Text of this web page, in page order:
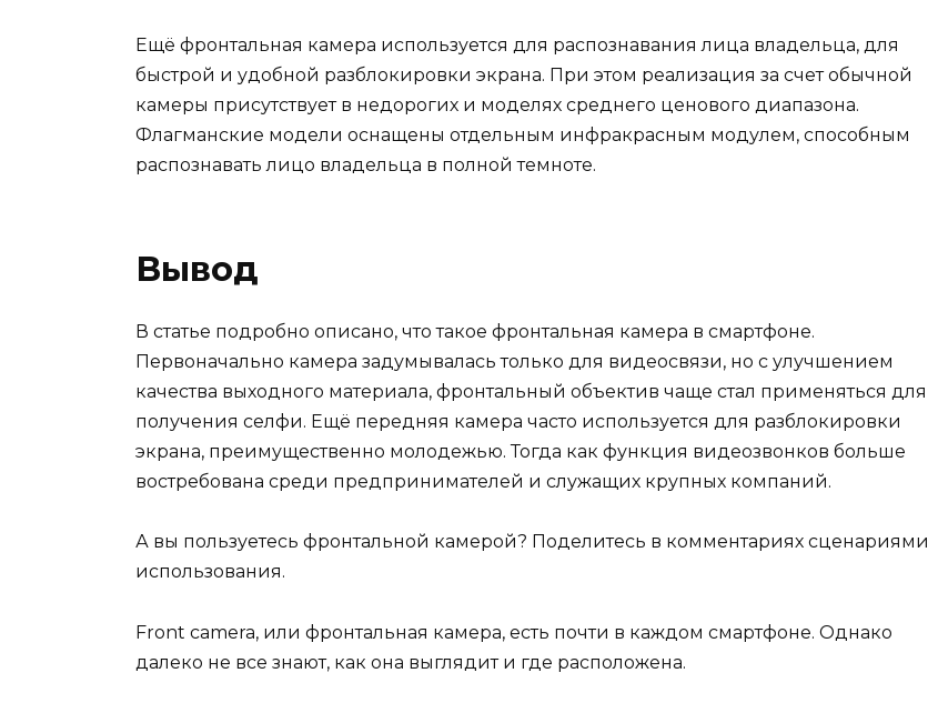
Ещё фронтальная камера используется для распознавания лица владельца, для
быстрой и удобной разблокировки экрана. При этом реализация за счет обычной
камеры присутствует в недорогих и моделях среднего ценового диапазона.
Флагманские модели оснащены отдельным инфракрасным модулем, способным
распознавать лицо владельца в полной темноте.
Вывод
В статье подробно описано, что такое фронтальная камера в смартфоне.
Первоначально камера задумывалась только для видеосвязи, но с улучшением
качества выходного материала, фронтальный объектив чаще стал применяться для
получения селфи. Ещё передняя камера часто используется для разблокировки
экрана, преимущественно молодежью. Тогда как функция видеозвонков больше
востребована среди предпринимателей и служащих крупных компаний.
А вы пользуетесь фронтальной камерой? Поделитесь в комментариях сценариями
использования.
Front camera, или фронтальная камера, есть почти в каждом смартфоне. Однако
далеко не все знают, как она выглядит и где расположена.